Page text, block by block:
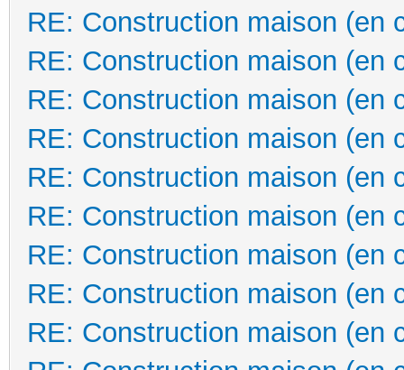
RE: Construction maison (en
RE: Construction maison (en
RE: Construction maison (en
RE: Construction maison (en
RE: Construction maison (en
RE: Construction maison (en
RE: Construction maison (en
RE: Construction maison (en
RE: Construction maison (en